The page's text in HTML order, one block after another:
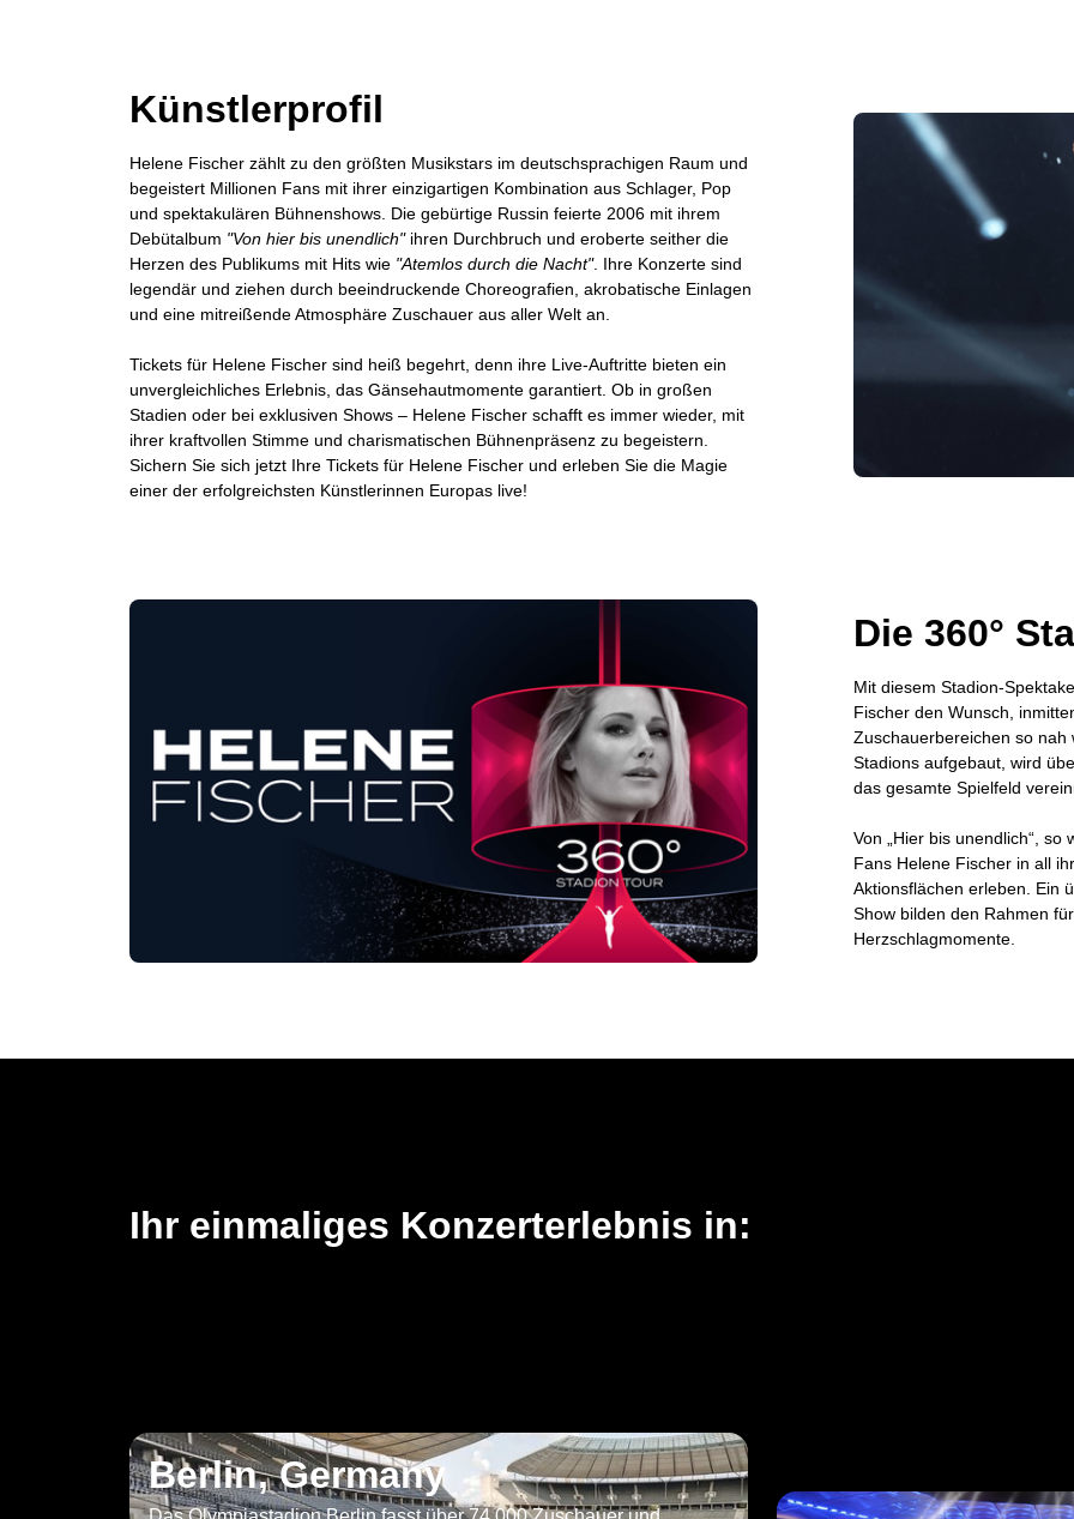
Künstlerprofil
Helene Fischer zählt zu den größten Musikstars im deutschsprachigen Raum und
begeistert Millionen Fans mit ihrer einzigartigen Kombination aus Schlager, Pop
und spektakulären Bühnenshows. Die gebürtige Russin feierte 2006 mit ihrem
Debütalbum "Von hier bis unendlich"ihren Durchbruch und eroberte seither die
Herzen des Publikums mit Hits wie "Atemlos durch die Nacht". Ihre Konzerte sind
legendär und ziehen durch beeindruckende Choreografien, akrobatische Einlagen
und eine mitreißende Atmosphäre Zuschauer aus aller Welt an.
Tickets für Helene Fischer sind heiß begehrt, denn ihre Live-Auftritte bieten ein
unvergleichliches Erlebnis, das Gänsehautmomente garantiert. Ob in großen
Stadien oder bei exklusiven Shows – Helene Fischer schafft es immer wieder, mit
ihrer kraftvollen Stimme und charismatischen Bühnenpräsenz zu begeistern.
Sichern Sie sich jetzt Ihre Tickets für Helene Fischer und erleben Sie die Magie
einer der erfolgreichsten Künstlerinnen Europas live!
Die 360°
Mit diesem Stadion-
Fischer den Wunsch,
Zuschauerbereichen so nah
Stadions aufgebaut, wird
das gesamte Spielfeld
Von „Hier bis unendlich“,
Fans Helene Fischer in all
Aktionsflächen erleben. Ein
Show bilden den Rahmen
Herzschlagmomente.
Ihr einmaliges Konzerterlebnis in:
Berlin, Germany